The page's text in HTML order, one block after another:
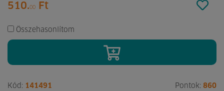
510.00 Ft
Összehasonlítom
Kód: 141491 Pontok: 860